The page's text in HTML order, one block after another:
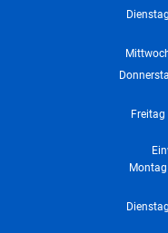
Dienstag
Freitag
Montag
Dienstag